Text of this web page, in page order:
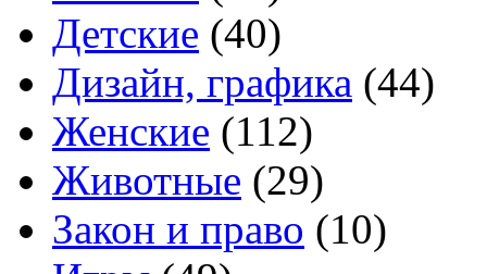
Детские (40)
Дизайн, графика (44)
Женские (112)
Животные (29)
Закон и право (10)